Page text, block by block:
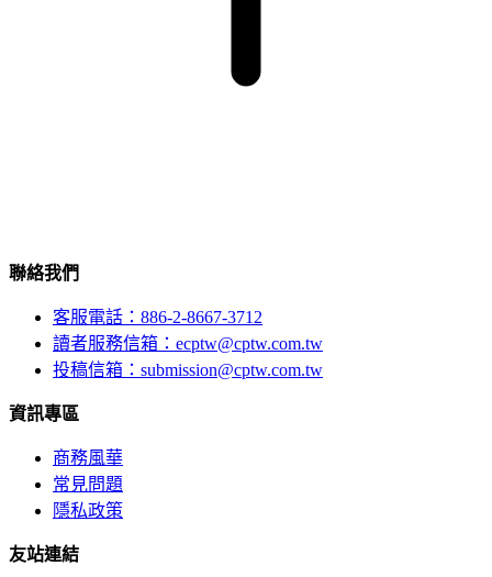
聯絡我們
客服電話：886-2-8667-3712
讀者服務信箱：ecptw@cptw.com.tw
投稿信箱： submission@cptw.com.tw
資訊專區
商務風華
常見問題
隱私政策
友站連結